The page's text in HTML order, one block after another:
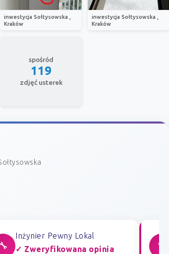
inwestycja Sołtysowska ,
Kraków
inwestycja Sołtysowska ,
Kraków
spośród
119
zdjęć usterek
🔧
Inżynier Pewny Lokal
✓ Zweryfikowana opinia
🔧